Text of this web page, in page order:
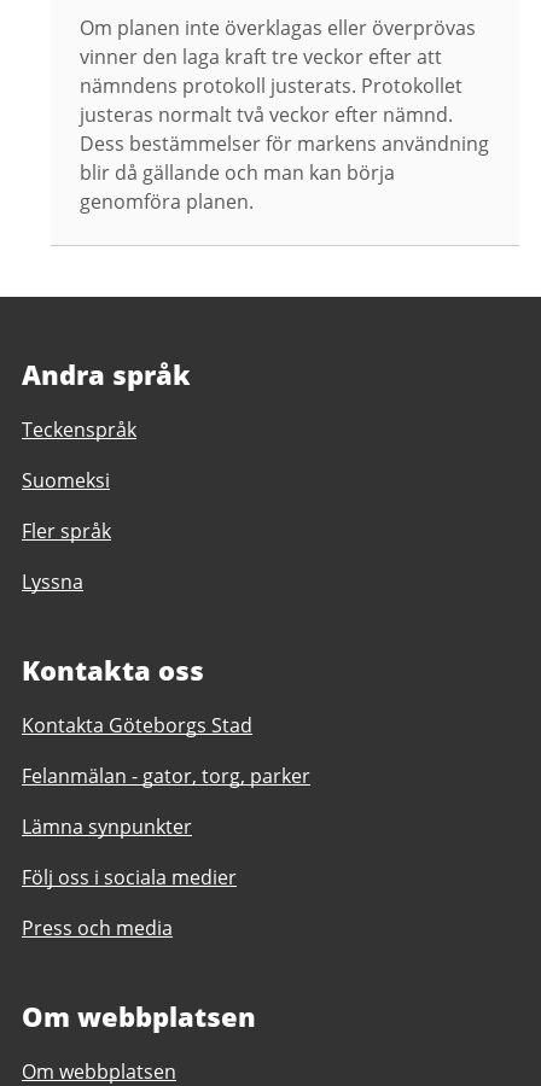
Om planen inte överklagas eller överprövas
vinner den laga kraft tre veckor efter att
nämndens protokoll justerats. Protokollet
justeras normalt två veckor efter nämnd.
Dess bestämmelser för markens användning
blir då gällande och man kan börja
genomföra planen.
Andra språk
Teckenspråk
Suomeksi
Fler språk
Lyssna
Kontakta oss
Kontakta Göteborgs Stad
Felanmälan - gator, torg, parker
Lämna synpunkter
Följ oss i sociala medier
Press och media
Om webbplatsen
Om webbplatsen